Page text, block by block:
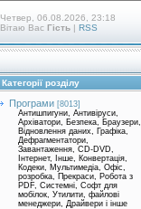
Четвер, 06.08.2026, 23:18
Вітаю Вас Гість | RSS
Категорії розділу
Програми [8013]
Антишпигуни, Антивіруси,
Архіватори, Безпека, Браузери,
Відновлення даних, Графіка,
Дефрагментатори,
Завантаження, CD-DVD,
Інтернет, Інше, Конвертація,
Кодеки, Мультимедіа, Офіс,
розробка, Прекраси, Робота з
PDF, Системні, Софт для
мобілок, Утилити, файлові
менеджери, Драйвери і інше